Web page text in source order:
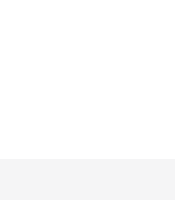
iaculis erat ut enim